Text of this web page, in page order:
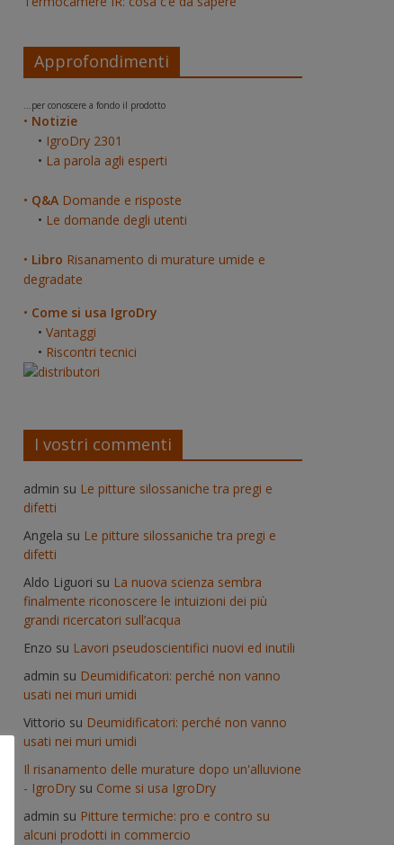
Approfondimenti
...per conoscere a fondo il prodotto
• Notizie
• IgroDry 2301
• La parola agli esperti
• Q&A Domande e risposte
• Le domande degli utenti
• Libro Risanamento di murature umide e
degradate
• Come si usa IgroDry
• Vantaggi
• Riscontri tecnici
I vostri commenti
admin su Le pitture silossaniche tra pregi e
difetti
Angela su Le pitture silossaniche tra pregi e
difetti
Aldo Liguori su La nuova scienza sembra
finalmente riconoscere le intuizioni dei più
grandi ricercatori sull’acqua
Enzo su Lavori pseudoscientifici nuovi ed inutili
admin su Deumidificatori: perché non vanno
usati nei muri umidi
Vittorio su Deumidificatori: perché non vanno
usati nei muri umidi
Il risanamento delle murature dopo un'alluvione
- IgroDry su Come si usa IgroDry
admin su Pitture termiche: pro e contro su
alcuni prodotti in commercio